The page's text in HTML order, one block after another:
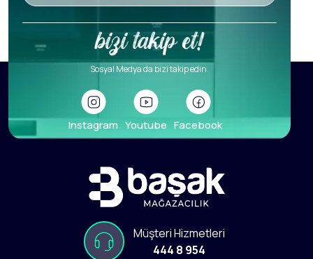
Sosyal Medya da bizi takip edin.
Instagram Youtube Facebook
Müşteri Hizmetleri
444 8 954